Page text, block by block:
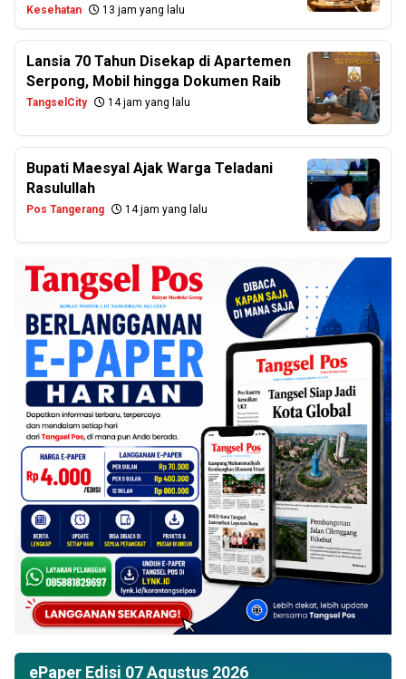
Kesehatan 13 jam yang lalu
Lansia 70 Tahun Disekap di Apartemen
Serpong, Mobil hingga Dokumen Raib
TangselCity 14 jam yang lalu
Bupati Maesyal Ajak Warga Teladani
Rasulullah
Pos Tangerang 14 jam yang lalu
ePaper Edisi 07 Agustus 2026